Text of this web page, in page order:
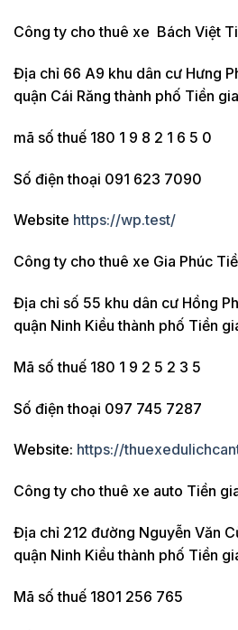
Công ty cho thuê xe Bách Việt
Địa chỉ 66 A9 khu dân cư Hưng
quận Cái Răng thành phố Tiền
mã số thuế 180 1 9 8 2 1 6 5 0
Số điện thoại 091 623 7090
Website https://wp.test/
Công ty cho thuê xe Gia Phúc
Địa chỉ số 55 khu dân cư Hồng
quận Ninh Kiều thành phố Tiền
Mã số thuế 180 1 9 2 5 2 3 5
Số điện thoại 097 745 7287
Website: https://
Công ty cho thuê xe auto Tiền
Địa chỉ 212 đường Nguyễn Văn
quận Ninh Kiều thành phố Tiền
Mã số thuế 1801 256 765